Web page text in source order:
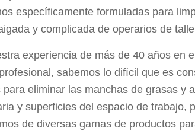
específicamente formuladas para
y complicada de operarios de
experiencia de más de 40 años en
sabemos lo difícil que es
para eliminar las manchas de grasas y
y superficies del espacio de trabajo,
de diversas gamas de productos